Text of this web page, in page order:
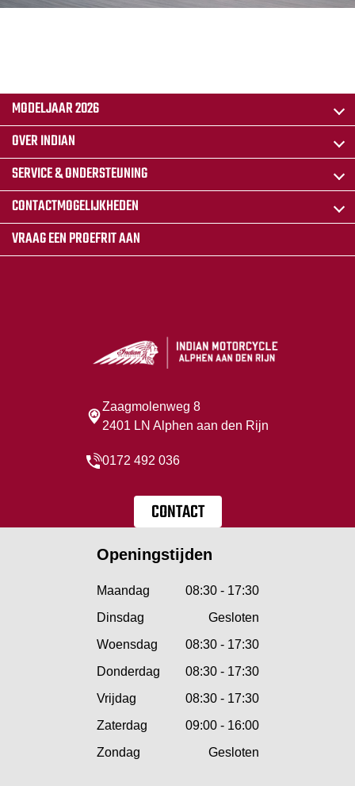
MODELJAAR 2026
OVER INDIAN
SERVICE & ONDERSTEUNING
CONTACTMOGELIJKHEDEN
VRAAG EEN PROEFRIT AAN
Zaagmolenweg 8
2401 LN Alphen aan den Rijn
0172 492 036
CONTACT
Openingstijden
Maandag
08:30 - 17:30
Dinsdag
Gesloten
Woensdag
08:30 - 17:30
Donderdag
08:30 - 17:30
Vrijdag
08:30 - 17:30
Zaterdag
09:00 - 16:00
Zondag
Gesloten